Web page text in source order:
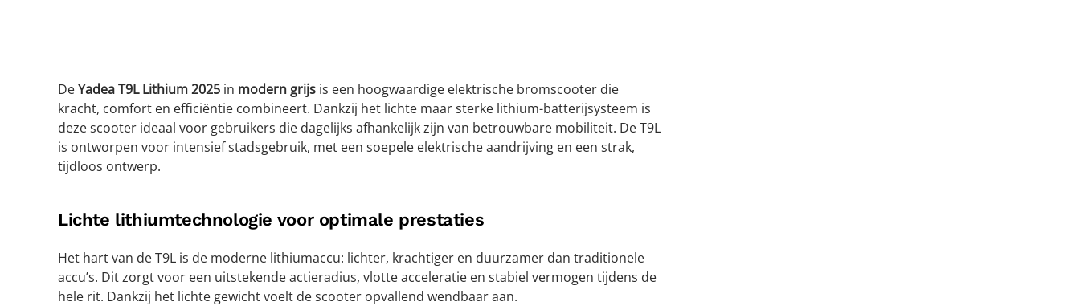
DeYadea T9L Lithium 2025 in modern grijs is een hoogwaardige elektrische bromscooter die
kracht, comfort en efficiëntie combineert. Dankzij het lichte maar sterke lithium-batterijsysteem is
deze scooter ideaal voor gebruikers die dagelijks afhankelijk zijn van betrouwbare mobiliteit. De T9L
is ontworpen voor intensief stadsgebruik, met een soepele elektrische aandrijving en een strak,
tijdloos ontwerp.
Lichte lithiumtechnologie voor optimale prestaties
Het hart van de T9L is de moderne lithiumaccu: lichter, krachtiger en duurzamer dan traditionele
accu’s. Dit zorgt voor een uitstekende actieradius, vlotte acceleratie en stabiel vermogen tijdens de
hele rit. Dankzij het lichte gewicht voelt de scooter opvallend wendbaar aan.